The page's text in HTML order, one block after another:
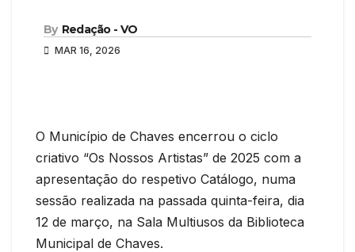
By Redação - VO
MAR 16, 2026
O Município de Chaves encerrou o ciclo
criativo “Os Nossos Artistas” de 2025 com a
apresentação do respetivo Catálogo, numa
sessão realizada na passada quinta-feira, dia
12 de março, na Sala Multiusos da Biblioteca
Municipal de Chaves.